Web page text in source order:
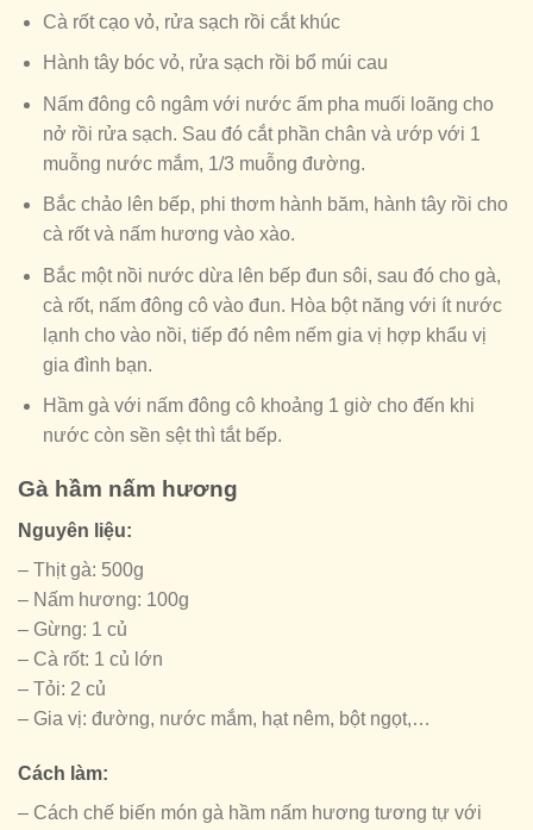
Cà rốt cạo vỏ, rửa sạch rồi cắt khúc
Hành tây bóc vỏ, rửa sạch rồi bổ múi cau
Nấm đông cô ngâm với nước ấm pha muối loãng cho
nở rồi rửa sạch. Sau đó cắt phần chân và ướp với 1
muỗng nước mắm, 1/3 muỗng đường.
Bắc chảo lên bếp, phi thơm hành băm, hành tây rồi cho
cà rốt và nấm hương vào xào.
Bắc một nồi nước dừa lên bếp đun sôi, sau đó cho gà,
cà rốt, nấm đông cô vào đun. Hòa bột năng với ít nước
lạnh cho vào nồi, tiếp đó nêm nếm gia vị hợp khẩu vị
gia đình bạn.
Hầm gà với nấm đông cô khoảng 1 giờ cho đến khi
nước còn sền sệt thì tắt bếp.
Gà hầm nấm hương
Nguyên liệu:
– Thịt gà: 500g
– Nấm hương: 100g
– Gừng: 1 củ
– Cà rốt: 1 củ lớn
– Tỏi: 2 củ
– Gia vị: đường, nước mắm, hạt nêm, bột ngọt,…
Cách làm:
– Cách chế biến món gà hầm nấm hương tương tự với